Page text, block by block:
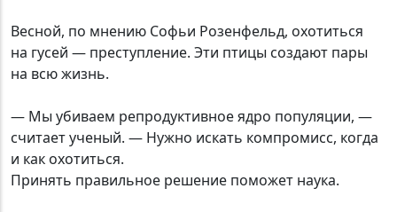
Весной, по мнению Софьи Розенфельд, охотиться
на гусей — преступление. Эти птицы создают пары
на всю жизнь.
— Мы убиваем репродуктивное ядро популяции, —
считает ученый. — Нужно искать компромисс, когда
и как охотиться.
Принять правильное решение поможет наука.